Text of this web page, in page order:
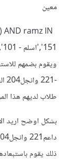
معين
ويقوم بضمهم
-
طلاب لديهم هذا
بشكل اوضح اريد
ذلك يقوم